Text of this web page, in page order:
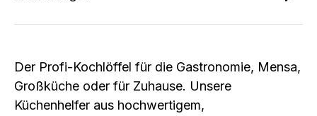
Der Profi-Kochlöffel für die Gastronomie, Mensa,
Großküche oder für Zuhause. Unsere
Küchenhelfer aus hochwertigem,